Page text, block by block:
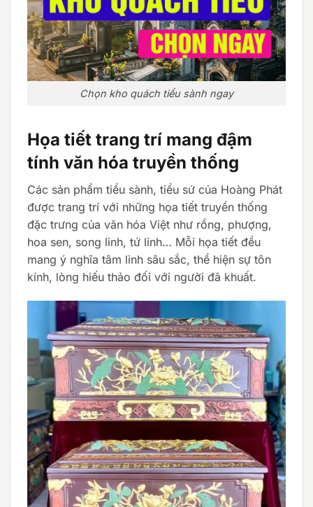
Chọn kho quách tiểu sành ngay
Họa tiết trang trí mang đậm
tính văn hóa truyền thống
Các sản phẩm tiểu sành, tiểu sứ của Hoàng Phát
được trang trí với những họa tiết truyền thống
đặc trưng của văn hóa Việt như rồng, phượng,
hoa sen, song linh, tứ linh… Mỗi họa tiết đều
mang ý nghĩa tâm linh sâu sắc, thể hiện sự tôn
kính, lòng hiếu thảo đối với người đã khuất.